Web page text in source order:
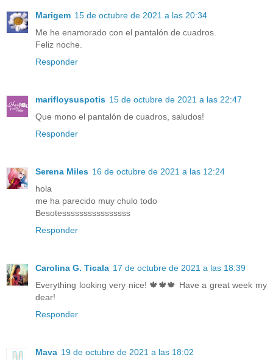
Marigem 15 de octubre de 2021 a las 20:34
Me he enamorado con el pantalón de cuadros.
Feliz noche.
Responder
marifloysuspotis 15 de octubre de 2021 a las 22:47
Que mono el pantalón de cuadros, saludos!
Responder
Serena Miles 16 de octubre de 2021 a las 12:24
hola
me ha parecido muy chulo todo
Besotessssssssssssssss
Responder
Carolina G. Ticala 17 de octubre de 2021 a las 18:39
Everything looking very nice! 🍁🍁🍁 Have a great week my
dear!
Responder
Mava 19 de octubre de 2021 a las 18:02